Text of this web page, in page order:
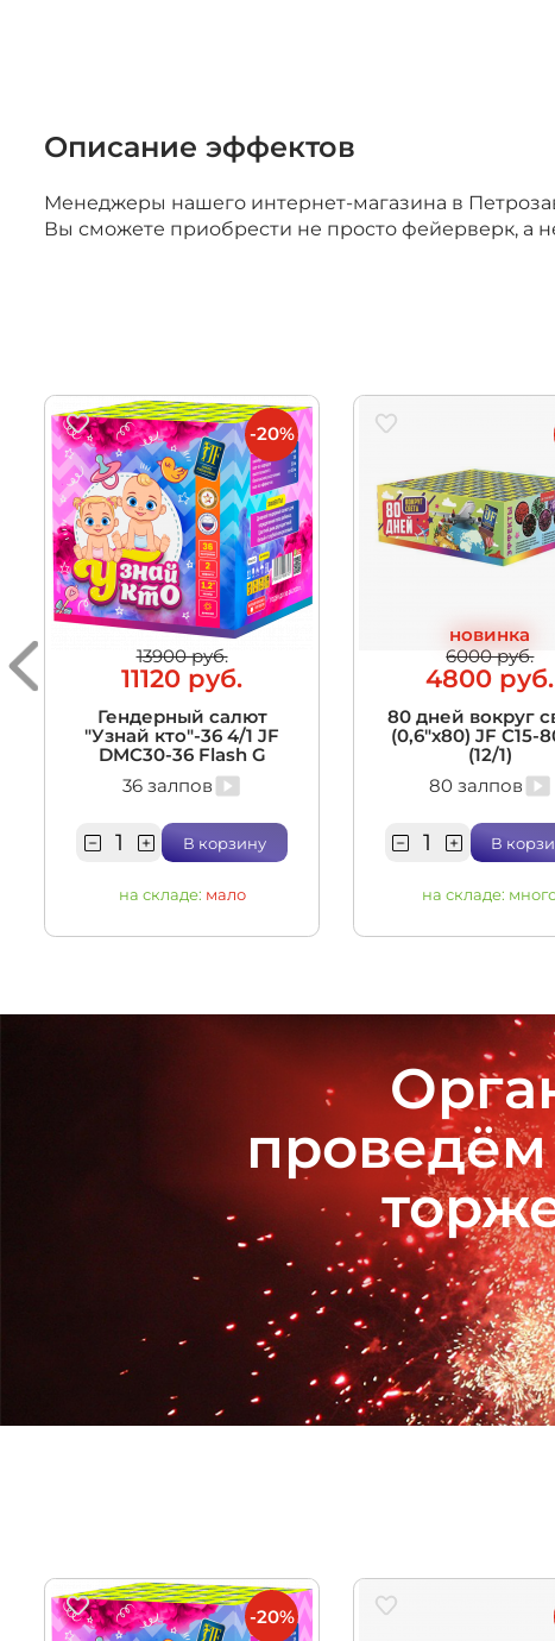
Описание эффектов
Менеджеры нашего интернет-магазина в
Вы сможете приобрести не просто фейерверк, а
13900 руб.
11120 руб.
Гендерный салют
"Узнай кто"-36 4/1 JF
DMC30-36 Flash G
36 залпов
В корзину
на складе: мало
-20%
новинка
6000 руб.
4800 руб.
80 дней вокруг
(0,6"х80) JF C15-
(12/1)
80 залпов
В
на складе:
-20%